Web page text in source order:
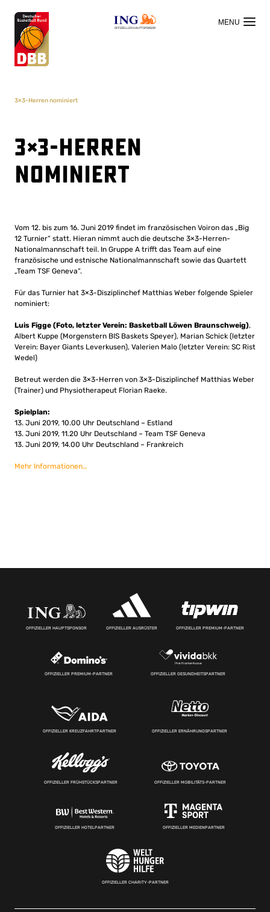
OFFIZIELLER HAUPTSPONSOR
3×3-Herren nominiert
3×3-Herren
nominiert
Vom 12. bis zum 16. Juni 2019 findet im französischen Voiron das „Big
12 Turnier“ statt. Hieran nimmt auch die deutsche 3×3-Herren-
Nationalmannschaft teil. In Gruppe A trifft das Team auf eine
französische und estnische Nationalmannschaft sowie das Quartett
„Team TSF Geneva“.
Für das Turnier hat 3×3-Disziplinchef Matthias Weber folgende Spieler
nominiert:
Luis Figge (Foto, letzter Verein: Basketball Löwen Braunschweig),
Albert Kuppe (Morgenstern BIS Baskets Speyer), Marian Schick (letzter
Verein: Bayer Giants Leverkusen), Valerien Malo (letzter Verein: SC Rist
Wedel)
Betreut werden die 3×3-Herren von 3×3-Disziplinchef Matthias Weber
(Trainer) und Physiotherapeut Florian Raeke.
Spielplan:
13. Juni 2019, 10.00 Uhr Deutschland – Estland
13. Juni 2019, 11.20 Uhr Deutschland – Team TSF Geneva
13. Juni 2019, 14.00 Uhr Deutschland – Frankreich
Mehr Informationen…
OFFIZIELLER HAUPTSPONSOR OFFIZIELLER AUSRÜSTER OFFIZIELLER PREMIUM-PARTNER
OFFIZIELLER PREMIUM-PARTNER OFFIZIELLER GESUNDHEITSPARTNER
OFFIZIELLER KREUZFAHRTPARTNER OFFIZIELLER ERNÄHRUNGSPARTNER
OFFIZIELLER FRÜHSTÜCKSPARTNER OFFIZIELLER MOBILITÄTS-PARTNER
OFFIZIELLER HOTELPARTNER OFFIZIELLER MEDIENPARTNER
OFFIZIELLER CHARITY-PARTNER